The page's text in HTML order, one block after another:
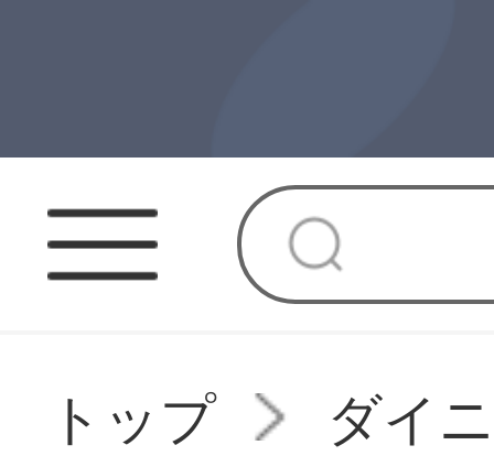
トップ
ダイ